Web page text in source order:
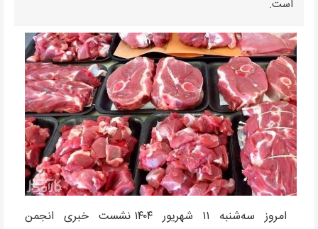
است.
امروز سه‌شنبه ۱۱ شهریور ۱۴۰۴ نشست خبری انجمن